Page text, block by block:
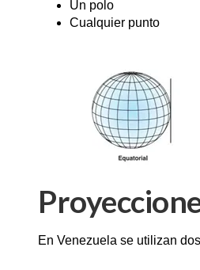
Un polo
Cualquier punto
En Venezuela se utilizan